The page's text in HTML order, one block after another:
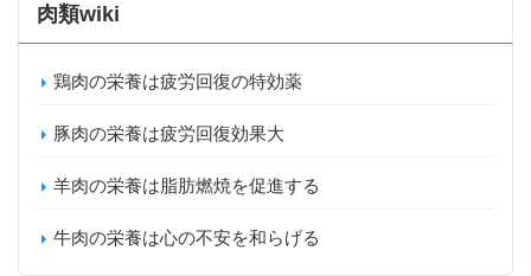
肉類wiki
鶏肉の栄養は疲労回復の特効薬
豚肉の栄養は疲労回復効果大
羊肉の栄養は脂肪燃焼を促進する
牛肉の栄養は心の不安を和らげる